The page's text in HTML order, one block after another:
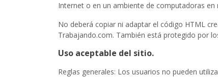
Internet o en un ambiente de computadoras en
No deberá copiar ni adaptar el código HTML
Trabajando.com. También está protegido por
Uso aceptable del sitio.
Reglas generales: Los usuarios no pueden